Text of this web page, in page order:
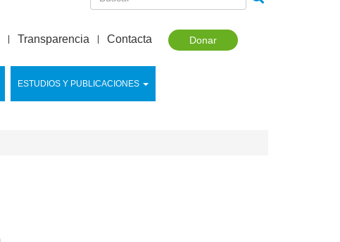
Donar
ESTUDIOS Y PUBLICACIONES
Transparencia Contacta